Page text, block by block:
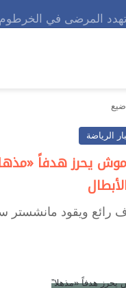
الرياضة
يحرز هدفاً
رائع ويقود مانشستر